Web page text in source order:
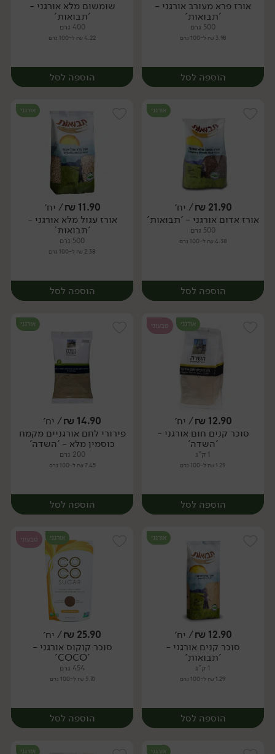
יח׳ יח׳
אורז פרא מעורב אורגני -
'תבואות'
500 גרם
3.98 ₪ ל-100 גרם
הוספה לסל
יח׳
שומשום מלא אורגני -
'תבואות'
400 גרם
4.22 ₪ ל-100 גרם
הוספה לסל
יח׳
אורגני
21.90
₪/ יח׳
אורז אדום אורגני - 'תבואות'
500 גרם
4.38 ₪ ל-100 גרם
הוספה לסל
יח׳
אורגני
11.90
₪/ יח׳
אורז עגול מלא אורגני -
'תבואות'
500 גרם
2.38 ₪ ל-100 גרם
הוספה לסל
יח׳
אורגני טבעוני
12.90
₪/ יח׳
סוכר קנים חום אורגני -
'השדה'
1 ק"ג
1.29 ₪ ל-100 גרם
הוספה לסל
יח׳
אורגני
14.90
₪/ יח׳
פירורי לחם אורגניים מקמח
כוסמין מלא - 'השדה'
200 גרם
7.45 ₪ ל-100 גרם
הוספה לסל
יח׳
אורגני
12.90
₪/ יח׳
סוכר קנים אורגני -
'תבואות'
1 ק"ג
1.29 ₪ ל-100 גרם
הוספה לסל
אורגני טבעוני
25.90
₪/ יח׳
סוכר קוקוס אורגני -
'COCO'
454 גרם
5.70 ₪ ל-100 גרם
הוספה לסל
אורגני אורגני